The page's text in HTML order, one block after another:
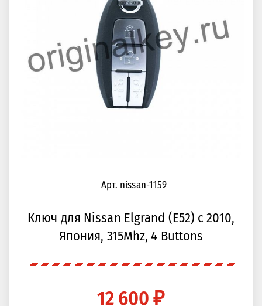
Арт. nissan-1159
Ключ для Nissan Elgrand (E52) с 2010,
Япония, 315Mhz, 4 Buttons
12 600 ₽